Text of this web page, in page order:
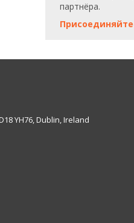
партнёра.
YH76, Dublin, Ireland